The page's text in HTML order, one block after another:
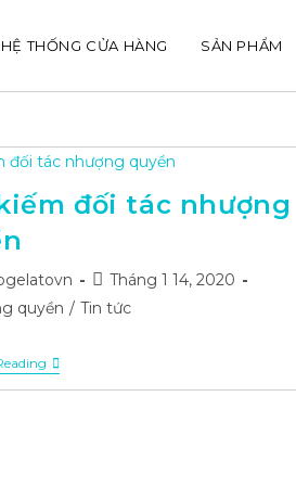
HỆ THỐNG CỬA HÀNG SẢN PHẨM
đối tác nhượng
Post
published:
Tháng 1 14, 2020
quyền / Tin tức
Tìm
Kiếm